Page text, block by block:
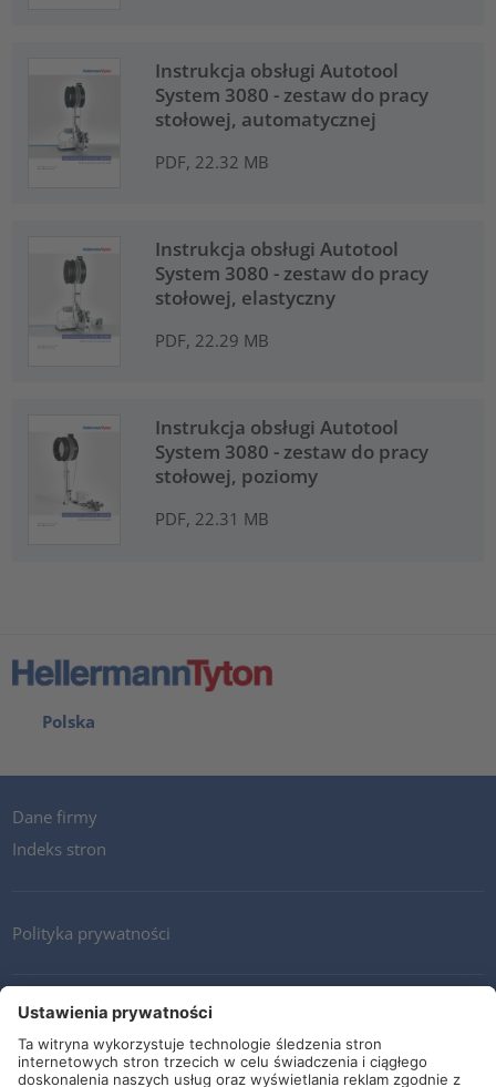
Instrukcja obsługi Autotool
System 3080 - zestaw do pracy
stołowej, automatycznej
PDF, 22.32 MB
Instrukcja obsługi Autotool
System 3080 - zestaw do pracy
stołowej, elastyczny
PDF, 22.29 MB
Instrukcja obsługi Autotool
System 3080 - zestaw do pracy
stołowej, poziomy
PDF, 22.31 MB
Polska
Dane firmy
Indeks stron
Polityka prywatności
Kontakt